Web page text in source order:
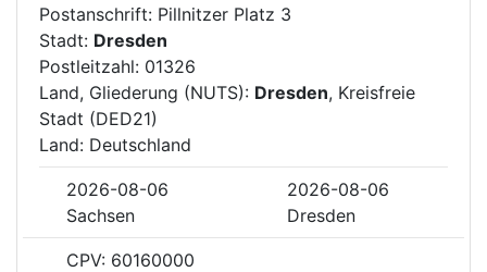
Postanschrift: Pillnitzer Platz 3
Stadt: Dresden
Postleitzahl: 01326
Land, Gliederung (NUTS): Dresden, Kreisfreie
Stadt (DED21)
Land: Deutschland
2026-08-06
2026-08-06
Sachsen
Dresden
CPV: 60160000